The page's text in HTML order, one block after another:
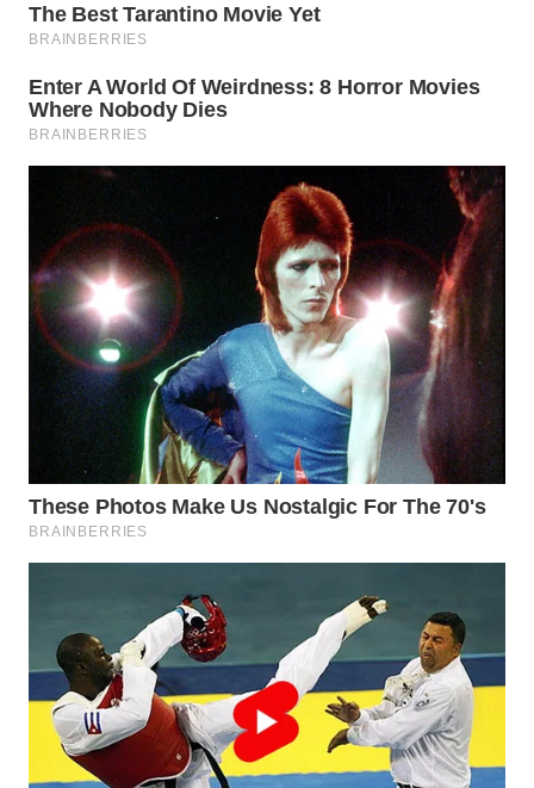
UTARA
WN
SAMOSIR
WN
WN
SUMEDANG
WN
CIANJUR
WN
KEPULAUAN
SERIBU
WN
WN
BINJAI
WN
CIREBON